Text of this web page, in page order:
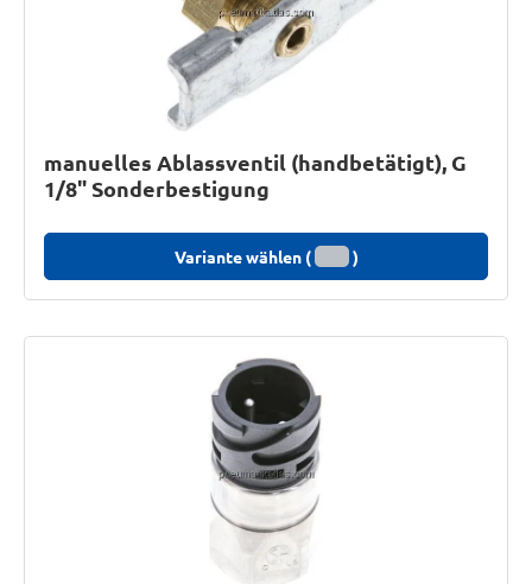
manuelles Ablassventil (handbetätigt), G
1/8" Sonderbestigung
Variante wählen ( )